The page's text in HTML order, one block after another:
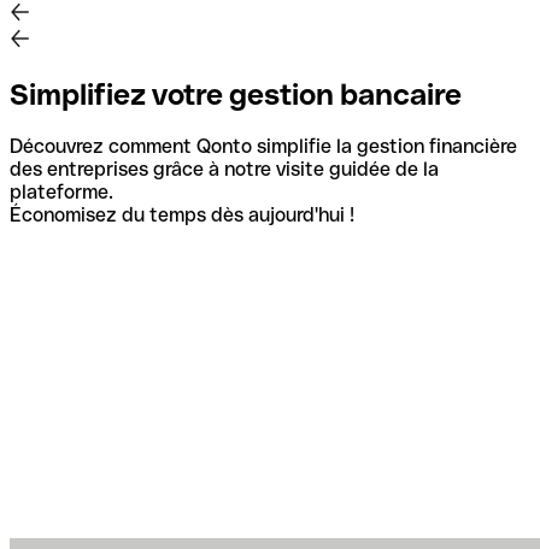
Simplifiez votre gestion bancaire
Découvrez comment Qonto simplifie la gestion financière
des entreprises grâce à notre visite guidée de la
plateforme.
Économisez du temps dès aujourd'hui !